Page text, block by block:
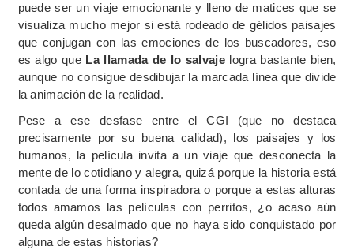
puede ser un viaje emocionante y lleno de matices que se
visualiza mucho mejor si está rodeado de gélidos paisajes
que conjugan con las emociones de los buscadores, eso
es algo que La llamada de lo salvajelogra bastante bien,
aunque no consigue desdibujar la marcada línea que divide
la animación de la realidad.
Pese a ese desfase entre el CGI (que no destaca
precisamente por su buena calidad), los paisajes y los
humanos, la película invita a un viaje que desconecta la
mente de lo cotidiano y alegra, quizá porque la historia está
contada de una forma inspiradora o porque a estas alturas
todos amamos las películas con perritos, ¿o acaso aún
queda algún desalmado que no haya sido conquistado por
alguna de estas historias?